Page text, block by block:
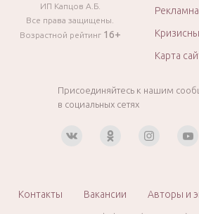
ИП Капцов А.Б.
Все права защищены.
Возрастной рейтинг 16+
Карта
Присоединяйтесь к нашим
в социальных сетях
Контакты Вакансии Авторы и